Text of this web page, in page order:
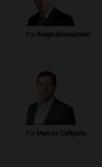
Por Sergio Berensztein
Por Marcos Calligaris